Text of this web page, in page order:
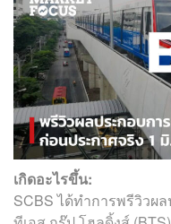
เกิดอะไรขึ้น:
SCBS ได้ทำการพรีวิวผ